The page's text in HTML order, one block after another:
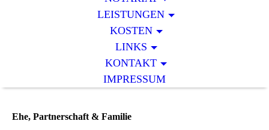
LEISTUNGEN
KOSTEN
LINKS
KONTAKT
IMPRESSUM
Ehe, Partnerschaft & Familie